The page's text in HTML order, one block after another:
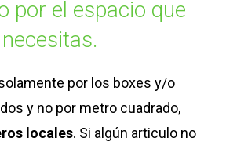
por el espacio que
necesitas.
por los boxes y/o
y no por metro cuadrado,
locales. Si algún articulo no